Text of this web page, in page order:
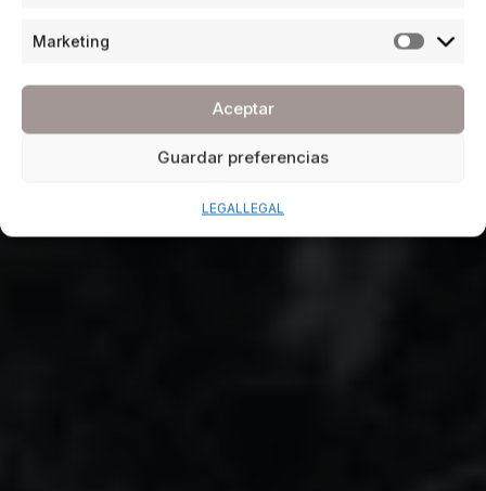
Marketing
Aceptar
Guardar preferencias
LEGALLEGAL